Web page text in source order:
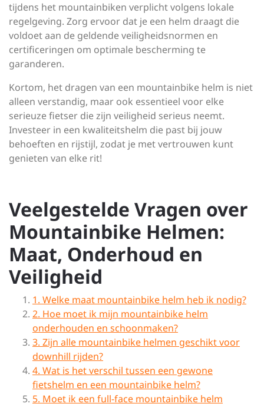
tijdens het mountainbiken verplicht volgens lokale
regelgeving. Zorg ervoor dat je een helm draagt die
voldoet aan de geldende veiligheidsnormen en
certificeringen om optimale bescherming te
garanderen.
Kortom, het dragen van een mountainbike helm is niet
alleen verstandig, maar ook essentieel voor elke
serieuze fietser die zijn veiligheid serieus neemt.
Investeer in een kwaliteitshelm die past bij jouw
behoeften en rijstijl, zodat je met vertrouwen kunt
genieten van elke rit!
Veelgestelde Vragen over
Mountainbike Helmen:
Maat, Onderhoud en
Veiligheid
1. Welke maat mountainbike helm heb ik nodig?
2. Hoe moet ik mijn mountainbike helm
onderhouden en schoonmaken?
3. Zijn alle mountainbike helmen geschikt voor
downhill rijden?
4. Wat is het verschil tussen een gewone
fietshelm en een mountainbike helm?
5. Moet ik een full-face mountainbike helm